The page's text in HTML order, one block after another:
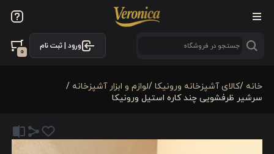
ورود | ثبت نام
0
خانه /كالای آشپزخانه ورونیکا /لوازم و ابزار آشپزخانه /
سرشیر ظرفشویی چند کاره استیل ورونیکا